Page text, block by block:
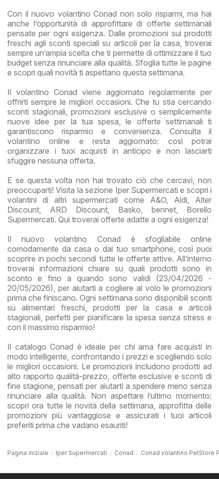
Con il nuovo volantino Conad non solo risparmi, ma hai
anche l’opportunità di approfittare di offerte settimanali
pensate per ogni esigenza. Dalle promozioni sui prodotti
freschi agli sconti speciali su articoli per la casa, troverai
sempre un’ampia scelta che ti permette di ottimizzare il tuo
budget senza rinunciare alla qualità. Sfoglia tutte le pagine
e scopri quali novità ti aspettano questa settimana.
Il volantino Conad viene aggiornato regolarmente per
offrirti sempre le migliori occasioni. Che tu stia cercando
sconti stagionali, promozioni esclusive o semplicemente
nuove idee per la tua spesa, le offerte settimanali ti
garantiscono risparmio e convenienza. Consulta il
volantino online e resta aggiornato: così potrai
organizzare i tuoi acquisti in anticipo e non lasciarti
sfuggire nessuna offerta.
E se questa volta non hai trovato ciò che cercavi, non
preoccuparti! Visita la sezione Iper Supermercati e scopri i
volantini di altri supermercati come A&O, Aldi, Alter
Discount, ARD Discount, Basko, bennet, Borello
Supermercati. Qui troverai offerte adatte a ogni esigenza!
Il nuovo volantino Conad è sfogliabile online
comodamente da casa o dal tuo smartphone, così puoi
scoprire in pochi secondi tutte le offerte attive. All’interno
troverai informazioni chiare su quali prodotti sono in
sconto e fino a quando sono validi (23/04/2026 -
20/05/2026), per aiutarti a cogliere al volo le promozioni
prima che finiscano. Ogni settimana sono disponibili sconti
su alimentari freschi, prodotti per la casa e articoli
stagionali, perfetti per pianificare la spesa senza stress e
con il massimo risparmio!
Il catalogo Conad è ideale per chi ama fare acquisti in
modo intelligente, confrontando i prezzi e scegliendo solo
le migliori occasioni. Le promozioni includono prodotti ad
alto rapporto qualità-prezzo, offerte esclusive e sconti di
fine stagione, pensati per aiutarti a spendere meno senza
rinunciare alla qualità. Non aspettare l’ultimo momento:
scopri ora tutte le novità della settimana, approfitta delle
promozioni più vantaggiose e assicurati i tuoi articoli
preferiti prima che vadano esauriti!
Pagina iniziale Iper Supermercati Conad Conad volantino PetStore